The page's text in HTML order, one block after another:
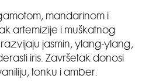
mandarinom i
artemizije i muškatnog
jasmin, ylang-ylang,
iris. Završetak donosi
tonku i amber.